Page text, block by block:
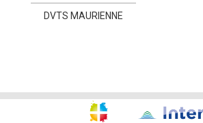
DVTS MAURIENNE